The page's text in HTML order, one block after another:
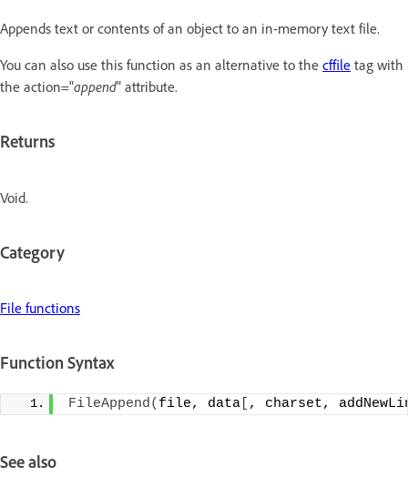
Appends text or contents of an object to an in-memory text file.
You can also use this function as an alternative to the cffile tag with
the action="append" attribute.
Returns
Void.
Category
File functions
Function Syntax
FileAppend( file, data , charset,
See also